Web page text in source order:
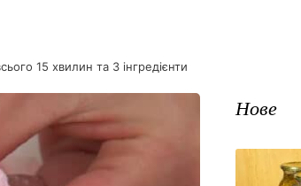
15 хвилин та 3 інгредієнти
Нове